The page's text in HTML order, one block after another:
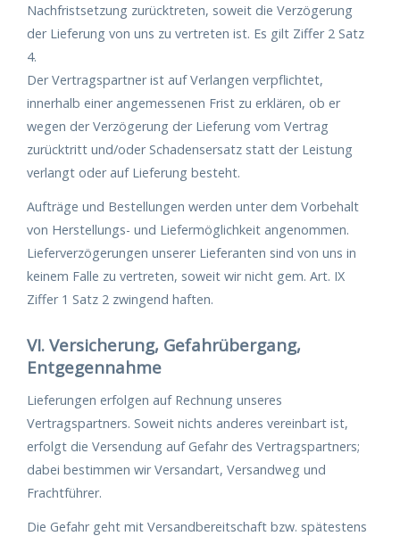
Nachfristsetzung zurücktreten, soweit die Verzögerung
der Lieferung von uns zu vertreten ist. Es gilt Ziffer 2 Satz
4.
Der Vertragspartner ist auf Verlangen verpflichtet,
innerhalb einer angemessenen Frist zu erklären, ob er
wegen der Verzögerung der Lieferung vom Vertrag
zurücktritt und/oder Schadensersatz statt der Leistung
verlangt oder auf Lieferung besteht.
Aufträge und Bestellungen werden unter dem Vorbehalt
von Herstellungs- und Liefermöglichkeit angenommen.
Lieferverzögerungen unserer Lieferanten sind von uns in
keinem Falle zu vertreten, soweit wir nicht gem. Art. IX
Ziffer 1 Satz 2 zwingend haften.
VI. Versicherung, Gefahrübergang,
Entgegennahme
Lieferungen erfolgen auf Rechnung unseres
Vertragspartners. Soweit nichts anderes vereinbart ist,
erfolgt die Versendung auf Gefahr des Vertragspartners;
dabei bestimmen wir Versandart, Versandweg und
Frachtführer.
Die Gefahr geht mit Versandbereitschaft bzw. spätestens